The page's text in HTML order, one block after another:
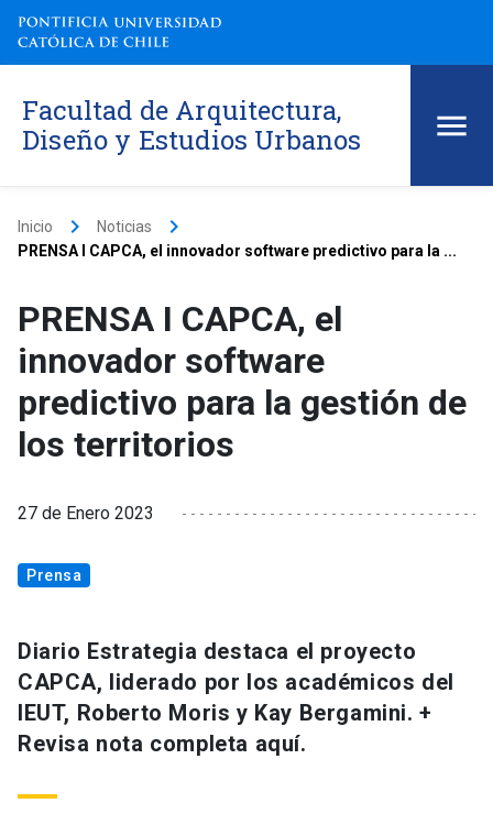
Facultad de Arquitectura,
Diseño y Estudios Urbanos
Inicio keyboard_arrow_right Noticias keyboard_arrow_right
PRENSA I CAPCA, el innovador software predictivo para la ...
PRENSA I CAPCA, el
innovador software
predictivo para la gestión de
los territorios
27 de Enero 2023
Prensa
Diario Estrategia destaca el proyecto
CAPCA, liderado por los académicos del
IEUT, Roberto Moris y Kay Bergamini. +
Revisa nota completa aquí.